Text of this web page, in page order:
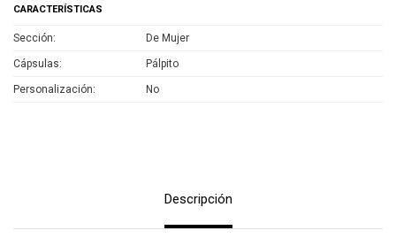
CARACTERÍSTICAS
Sección De Mujer
Cápsulas Pálpito
Personalización No
Descripción